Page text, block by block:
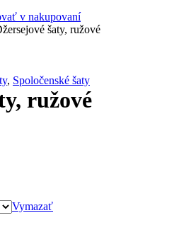
v nakupovaní
šaty, ružové
, Spoločenské šaty
ružové
Vymazať